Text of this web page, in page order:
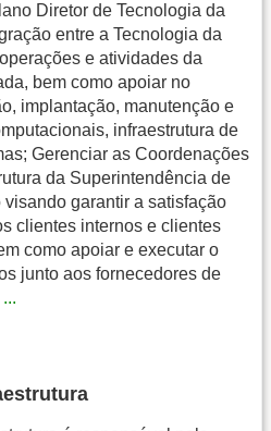
Diretor de Tecnologia da
entre a Tecnologia da
e atividades da
bem como apoiar no
implantação, manutenção e
infraestrutura de
Gerenciar as Coordenações
da Superintendência de
garantir a satisfação
clientes internos e clientes
como apoiar e executar o
junto aos fornecedores de